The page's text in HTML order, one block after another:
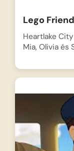
Lego
Heartlake
Mia, Olivia és